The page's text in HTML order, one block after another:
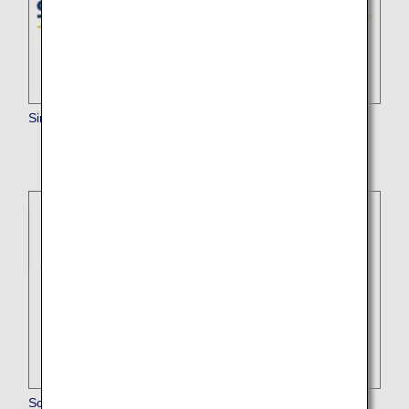
Singapore Airlines
South African Airways